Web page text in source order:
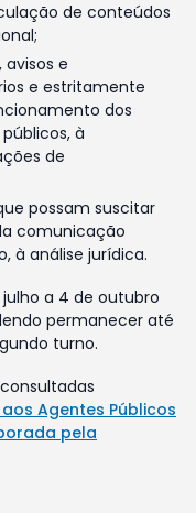
de conteúdos
e
e estritamente
dos
à
de
possam suscitar
comunicação
à análise jurídica.
a 4 de outubro
permanecer até
turno.
Agentes Públicos
pela